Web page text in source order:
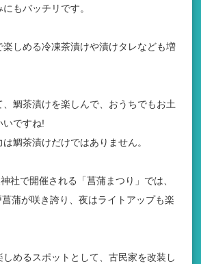
もバッチリです。
しめる冷凍茶漬けや漬けタレなども増
、鯛茶漬けを楽しんで、おうちでもお土
いですね!
鯛茶漬けだけではありません。
社で開催される「菖蒲まつり」では、
蒲が咲き誇り、夜はライトアップも楽
しめるスポットとして、古民家を改装し